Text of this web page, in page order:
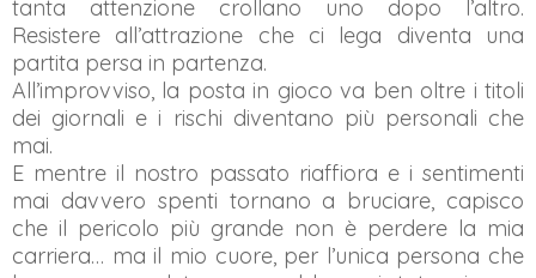
tanta attenzione crollano uno dopo l’altro.
Resistere all’attrazione che ci lega diventa una
partita persa in partenza.
All’improvviso, la posta in gioco va ben oltre i titoli
dei giornali e i rischi diventano più personali che
mai.
E mentre il nostro passato riaffiora e i sentimenti
mai davvero spenti tornano a bruciare, capisco
che il pericolo più grande non è perdere la mia
carriera… ma il mio cuore, per l’unica persona che